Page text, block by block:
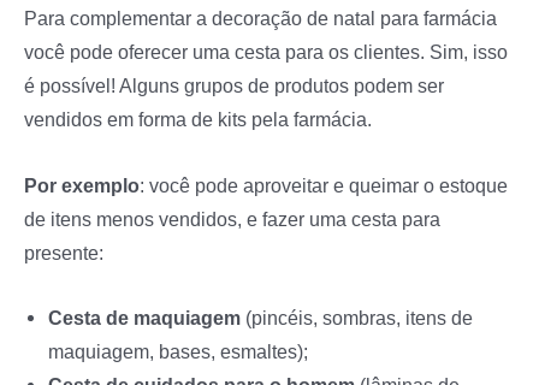
Para complementar a decoração de natal para farmácia
você pode oferecer uma cesta para os clientes. Sim, isso
é possível! Alguns grupos de produtos podem ser
vendidos em forma de kits pela farmácia.
Por exemplo: você pode aproveitar e queimar o estoque
de itens menos vendidos, e fazer uma cesta para
presente:
Cesta de maquiagem (pincéis, sombras, itens de
maquiagem, bases, esmaltes);